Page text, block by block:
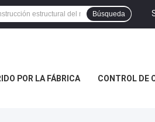
Búsqueda
POR LA FÁBRICA CONTROL DE